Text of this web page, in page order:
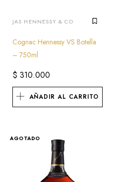
JAS HENNESSY & CO
Cognac Hennessy VS Botella
– 750ml
$ 310.000
AÑADIR AL CARRITO
AGOTADO